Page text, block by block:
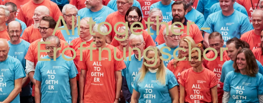
All together -
Eröffnungschor